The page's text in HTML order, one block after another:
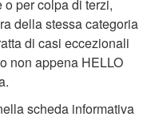
per colpa di terzi,
della stessa categoria
di casi eccezionali
non appena HELLO
scheda informativa